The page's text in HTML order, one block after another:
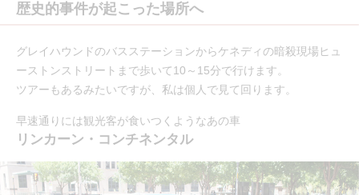
歴史的事件が起こった場所へ
グレイハウンドのバスステーションからケネディの暗殺現場ヒュ
ーストンストリートまで歩いて10～15分で行けます。
ツアーもあるみたいですが、私は個人で見て回ります。
早速通りには観光客が食いつくようなあの車
リンカーン・コンチネンタル